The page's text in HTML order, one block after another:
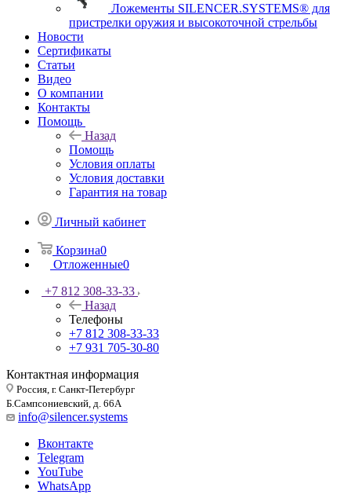
Ложементы SILENCER.SYSTEMS® для
пристрелки оружия и высокоточной стрельбы
Новости
Сертификаты
Статьи
Видео
О компании
Контакты
Помощь
Назад
Помощь
Условия оплаты
Условия доставки
Гарантия на товар
Личный кабинет
Корзина0
Отложенные0
+7 812 308-33-33
Назад
Телефоны
+7 812 308-33-33
+7 931 705-30-80
Контактная информация
Россия, г. Санкт-Петербург
Б.Сампсониевский, д. 66А
info@silencer.systems
Вконтакте
Telegram
YouTube
WhatsApp